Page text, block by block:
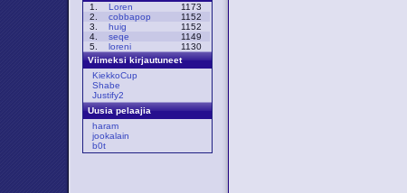
1.
Loren
1173
2.
cobbapop
1152
3.
huig
1152
4.
seqe
1149
5.
loreni
1130
Viimeksi kirjautuneet
KiekkoCup
Shabe
Justify2
Uusia pelaajia
haram
jookalain
b0t